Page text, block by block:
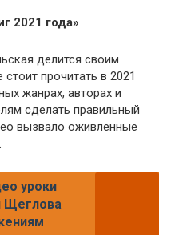
2021 года»
делится своим
прочитать в 2021
жанрах, авторах и
сделать правильный
вызвало оживленные
уроки
Щеглова